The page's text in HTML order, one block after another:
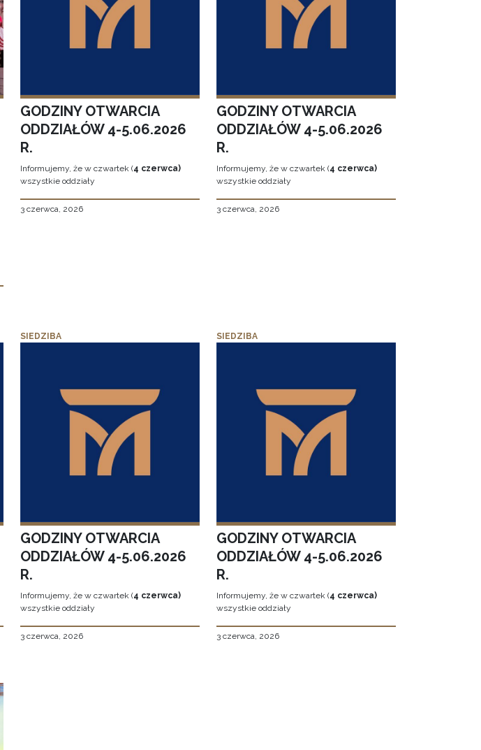
GODZINY OTWARCIA
ODDZIAŁÓW 4-5.06.2026
R.
Informujemy, że w czwartek (4 czerwca)
wszystkie oddziały
3 czerwca, 2026
GODZINY OTWARCIA
ODDZIAŁÓW 4-5.06.2026
R.
Informujemy, że w czwartek (4 czerwca)
wszystkie oddziały
3 czerwca, 2026
SIEDZIBA
GODZINY OTWARCIA
ODDZIAŁÓW 4-5.06.2026
R.
Informujemy, że w czwartek (4 czerwca)
wszystkie oddziały
3 czerwca, 2026
SIEDZIBA
GODZINY OTWARCIA
ODDZIAŁÓW 4-5.06.2026
R.
Informujemy, że w czwartek (4 czerwca)
wszystkie oddziały
3 czerwca, 2026